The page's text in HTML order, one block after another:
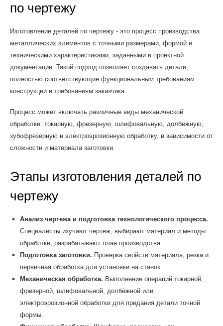
по чертежу
Изготовление деталей по чертежу - это процесс производства
металлических элементов с точными размерами, формой и
техническими характеристиками, заданными в проектной
документации. Такой подход позволяет создавать детали,
полностью соответствующие функциональным требованиям
конструкции и требованиям заказчика.
Процесс может включать различные виды механической
обработки: токарную, фрезерную, шлифовальную, долбёжную,
зубофрезерную и электроэрозионную обработку, в зависимости от
сложности и материала заготовки.
Этапы изготовления деталей по
чертежу
Анализ чертежа и подготовка технологического процесса.
Специалисты изучают чертёж, выбирают материал и методы
обработки, разрабатывают план производства.
Подготовка заготовки. Проверка свойств материала, резка и
первичная обработка для установки на станок.
Механическая обработка. Выполнение операций токарной,
фрезерной, шлифовальной, долбёжной или
электроэрозионной обработки для придания детали точной
формы.